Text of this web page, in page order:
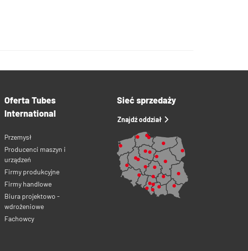
Oferta Tubes
International
Przemysł
Producenci maszyn i
urządzeń
Firmy produkcyjne
Firmy handlowe
Biura projektowo -
wdrożeniowe
Fachowcy
Sieć sprzedaży
Znajdź oddział